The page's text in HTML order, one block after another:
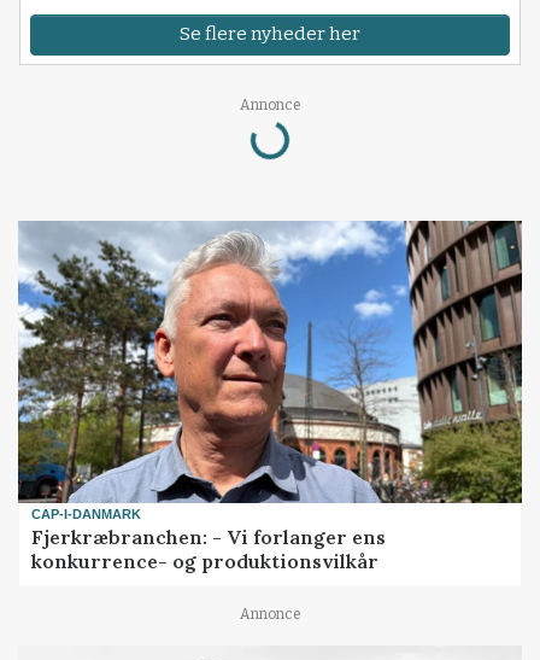
Se flere nyheder her
Annonce
Loading...
CAP-I-DANMARK
Fjerkræbranchen: - Vi forlanger ens
konkurrence- og produktionsvilkår
Annonce